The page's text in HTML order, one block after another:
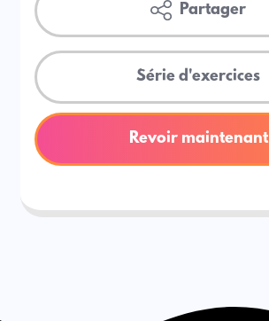
Partager
Série d'exercices
Revoir maintenant